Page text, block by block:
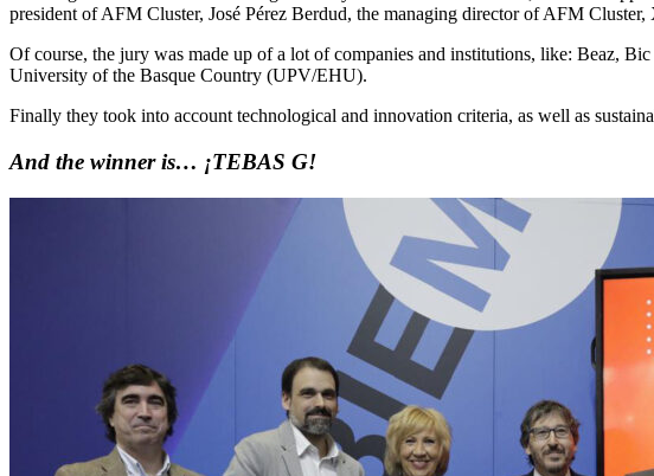
president of AFM Cluster, José Pérez Berdud, the managing director of AFM
Of course, the jury was made up of a lot of companies and institutions, like: Beaz,
University of the Basque Country (UPV/EHU).
Finally they took into account technological and innovation criteria, as well as
And the winner is… ¡TEBAS G!